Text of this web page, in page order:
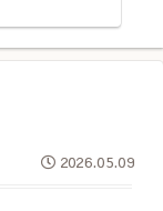
2026.05.09